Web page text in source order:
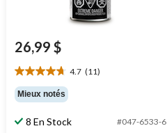
26,99 $
4.7 (11)
4.7
étoile(s)
sur
5.
Mieux notés
8 En Stock #047-6533-6